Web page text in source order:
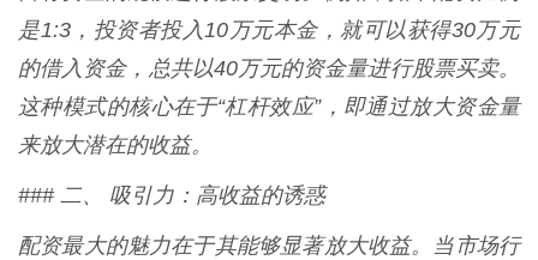
是1:3，投资者投入10万元本金，就可以获得30万元
的借入资金，总共以40万元的资金量进行股票买卖。
这种模式的核心在于“杠杆效应”，即通过放大资金量
来放大潜在的收益。
### 二、 吸引力：高收益的诱惑
配资最大的魅力在于其能够显著放大收益。当市场行